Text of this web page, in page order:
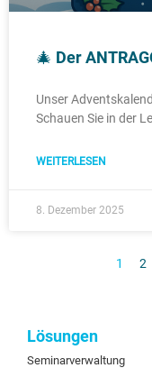
🎄 Der
Unser
Schauen Sie in der
WEITERLESEN
8. Dezember 2025
1 2
Lösungen
Seminarverwaltung